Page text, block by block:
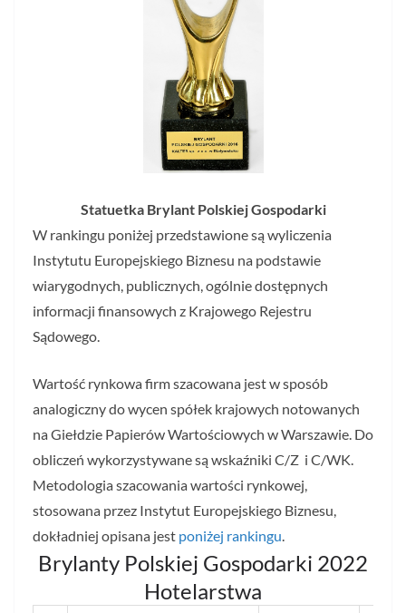
Statuetka Brylant Polskiej Gospodarki
W rankingu poniżej przedstawione są wyliczenia
Instytutu Europejskiego Biznesu na podstawie
wiarygodnych, publicznych, ogólnie dostępnych
informacji finansowych z Krajowego Rejestru
Sądowego.
Wartość rynkowa firm szacowana jest w sposób
analogiczny do wycen spółek krajowych notowanych
na Giełdzie Papierów Wartościowych w Warszawie. Do
obliczeń wykorzystywane są wskaźniki C/Z i C/WK.
Metodologia szacowania wartości rynkowej,
stosowana przez Instytut Europejskiego Biznesu,
dokładniej opisana jest poniżej rankingu.
Brylanty Polskiej Gospodarki 2022
Hotelarstwa